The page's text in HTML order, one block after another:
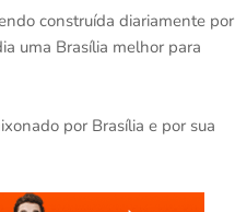
construída diariamente por
uma Brasília melhor para
por Brasília e por sua